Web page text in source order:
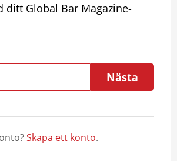
ditt Global Bar Magazine-
Nästa
Skapa ett konto.